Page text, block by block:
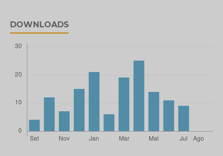
DOWNLOADS